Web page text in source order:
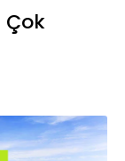
Çok